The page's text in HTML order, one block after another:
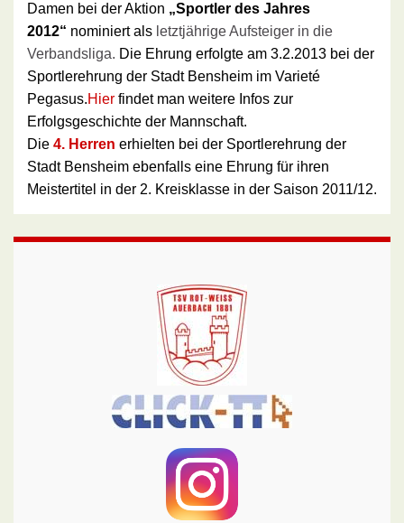
Damen bei der Aktion „Sportler des Jahres
2012“ nominiert als letztjährige Aufsteiger in die
Verbandsliga. Die Ehrung erfolgte am 3.2.2013 bei der
Sportlerehrung der Stadt Bensheim im Varieté
Pegasus.Hier findet man weitere Infos zur
Erfolgsgeschichte der Mannschaft.
Die 4. Herren erhielten bei der Sportlerehrung der
Stadt Bensheim ebenfalls eine Ehrung für ihren
Meistertitel in der 2. Kreisklasse in der Saison 2011/12.